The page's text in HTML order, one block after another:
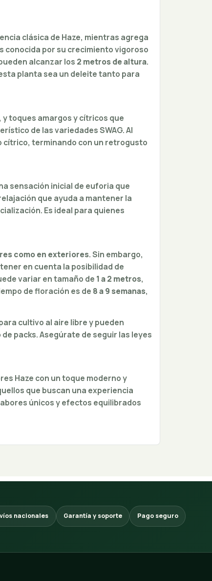
clásica de Haze, mientras agrega
conocida por su crecimiento vigoroso
alcanzar los 2 metros de altura.
planta sea un deleite tanto para
y toques amargos y cítricos que
de las variedades SWAG. Al
cítrico, terminando con un retrogusto
sensación inicial de euforia que
que ayuda a mantener la
Es ideal para quienes
como en exteriores. Sin embargo,
en cuenta la posibilidad de
variar en tamaño de 1 a 2 metros,
de floración es de 8 a 9 semanas,
cultivo al aire libre y pueden
packs. Asegúrate de seguir las leyes
Haze con un toque moderno y
que buscan una experiencia
únicos y efectos equilibrados
nacionales Garantía y soporte Pago seguro